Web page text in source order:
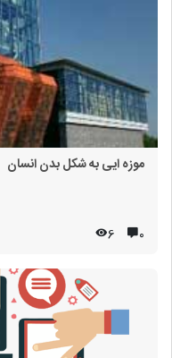
موزه ایی به شکل بدن انسان
۰ 6